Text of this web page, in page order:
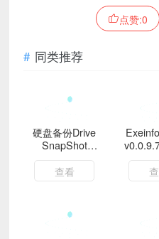
点赞:0
同类推荐
硬盘备份Drive
SnapShot
v1.50.0.1830
查看